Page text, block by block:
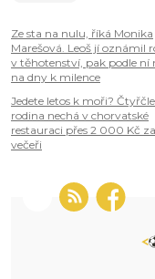
Ze sta na nulu, říká Monika
Marešová. Leoš jí oznámil
v těhotenství, pak podle ní
na dny k milence
Jedete letos k moři?
rodina nechá v chorvatské
restauraci přes 2 000 Kč
večeři